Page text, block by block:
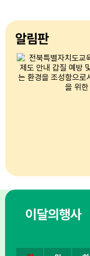
알림판
이달의행사